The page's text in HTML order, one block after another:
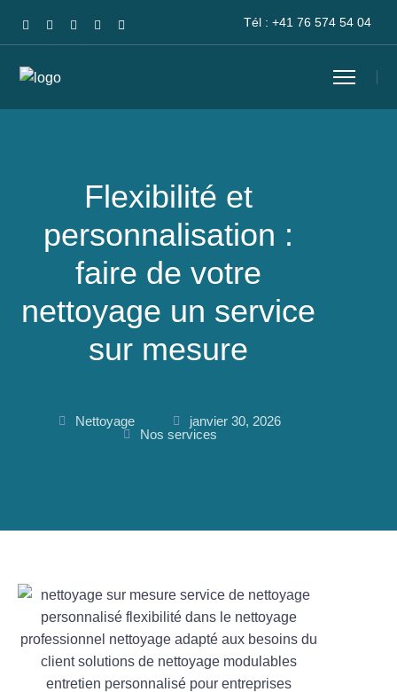
Tél : +41 76 574 54 04
Flexibilité et
personnalisation :
faire de votre
nettoyage un service
sur mesure
Nettoyage
janvier 30, 2026
Nos services